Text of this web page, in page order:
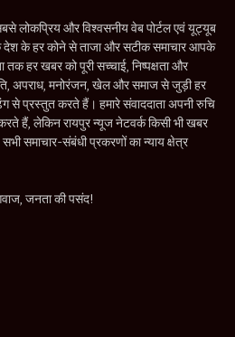
लोकप्रिय और विश्वसनीय वेब पोर्टल एवं यूट्यूब
के हर कोने से ताजा और सटीक समाचार आपके
तक हर खबर को पूरी सच्चाई, निष्पक्षता और
अपराध, मनोरंजन, खेल और समाज से जुड़ी हर
से प्रस्तुत करते हैं। हमारे संवाददाता अपनी रुचि
हैं, लेकिन रायपुर न्यूज नेटवर्क किसी भी खबर
समाचार-संबंधी प्रकरणों का न्याय क्षेत्र
जनता की पसंद!